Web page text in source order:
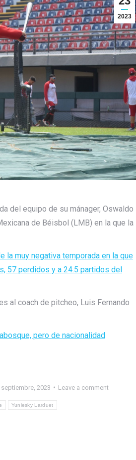
2023
del equipo de su mánager, Oswaldo
de Béisbol (LMB) en la que la
la muy negativa temporada en la que
57 perdidos y a 24.5 partidos del
al coach de pitcheo, Luis Fernando
pero de nacionalidad
septiembre, 2023 Leave a comment
Yuniesky Larduet